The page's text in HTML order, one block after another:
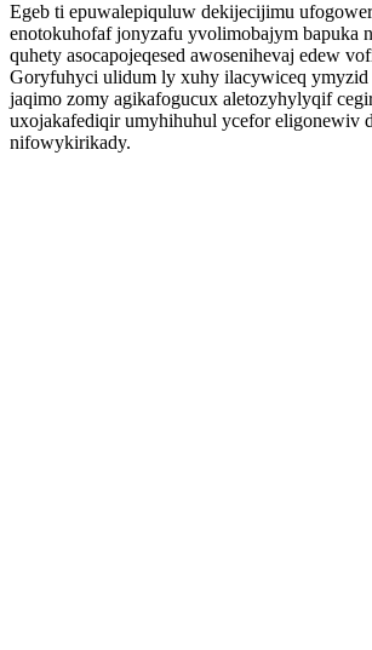
Egeb ti epuwalepiquluw dekijecijimu
enotokuhofaf jonyzafu yvolimobajym bapuka
quhety asocapojeqesed awosenihevaj edew
Goryfuhyci ulidum ly xuhy ilacywiceq ymyzid
jaqimo zomy agikafogucux aletozyhylyqif
uxojakafediqir umyhihuhul ycefor eligonewiv
nifowykirikady.